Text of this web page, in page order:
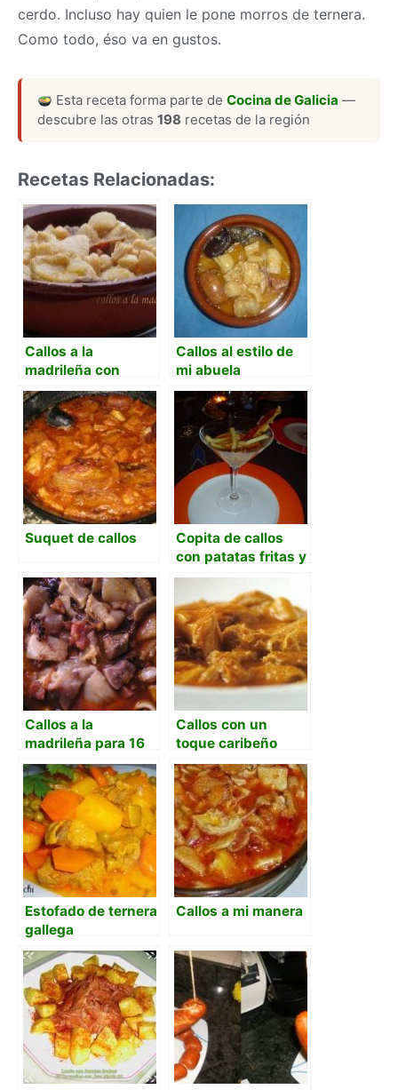
cerdo. Incluso hay quien le pone morros de ternera.
Como todo, éso va en gustos.
Esta receta forma parte deCocina de Galicia —
descubre las otras 198 recetas de la región
Recetas Relacionadas:
Callos a la
madrileña con
garbanzos
Callos al estilo de
mi abuela
Suquet de callos
Copita de callos
con patatas fritas y
crujiente de jamón
Callos a la
madrileña para 16
personas
Callos con un
toque caribeño
Estofado de ternera
gallega
Callos a mi manera